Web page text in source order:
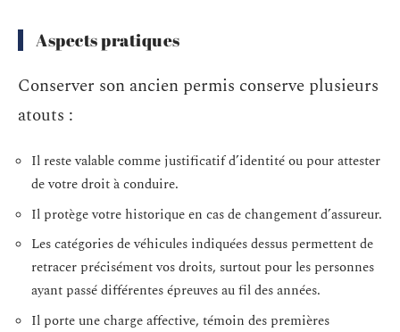
Aspects pratiques
Conserver son ancien permis conserve plusieurs
atouts :
Il reste valable comme justificatif d’identité ou pour attester
de votre droit à conduire.
Il protège votre historique en cas de changement d’assureur.
Les catégories de véhicules indiquées dessus permettent de
retracer précisément vos droits, surtout pour les personnes
ayant passé différentes épreuves au fil des années.
Il porte une charge affective, témoin des premières